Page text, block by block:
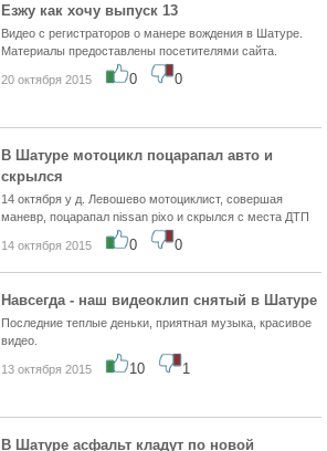
Езжу как хочу выпуск 13
Видео с регистраторов о манере вождения в Шатуре.
Материалы предоставлены посетителями сайта.
20 октября 2015 0 0
В Шатуре мотоцикл поцарапал авто и
скрылся
14 октября у д. Левошево мотоциклист, совершая
маневр, поцарапал nissan pixo и скрылся с места ДТП
14 октября 2015 0 0
Навсегда - наш видеоклип снятый в Шатуре
Последние теплые деньки, приятная музыка, красивое
видео.
13 октября 2015 10 1
В Шатуре асфальт кладут по новой